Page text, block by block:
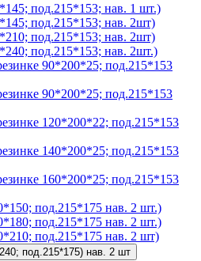
под.215*153; нав. 1 шт.)
под.215*153; нав. 2шт)
под.215*153; нав. 2шт)
под.215*153; нав. 2шт.)
90*200*25; под.215*153
90*200*25; под.215*153
120*200*22; под.215*153
140*200*25; под.215*153
160*200*25; под.215*153
под.215*175 нав. 2 шт.)
под.215*175 нав. 2 шт.)
под.215*175 нав. 2 шт)
под.215*175) нав. 2 шт